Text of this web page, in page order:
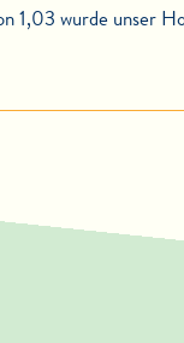
1,03 wurde unser